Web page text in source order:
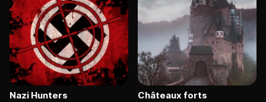
Nazi Hunters Châteaux forts